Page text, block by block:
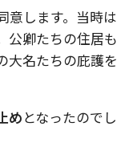
意します。当時は
公卿たちの住居も
大名たちの庇護を
めとなったのでし